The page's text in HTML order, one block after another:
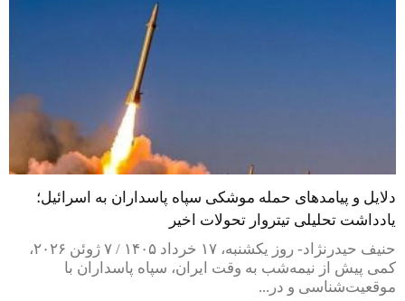
دلایل و پیامدهای حمله موشکی سپاه پاسداران به اسرائیل؛
یادداشت تحلیلی تیتروار تحولات اخیر
حنیف حیدرنژاد- روز یکشنبه، ۱۷ خرداد ۱۴۰۵ / ۷ ژوئن ۲۰۲۶،
کمی پیش از نیمه‌شب به وقت ایران، سپاه پاسداران با
موقعیت‌شناسی و در...